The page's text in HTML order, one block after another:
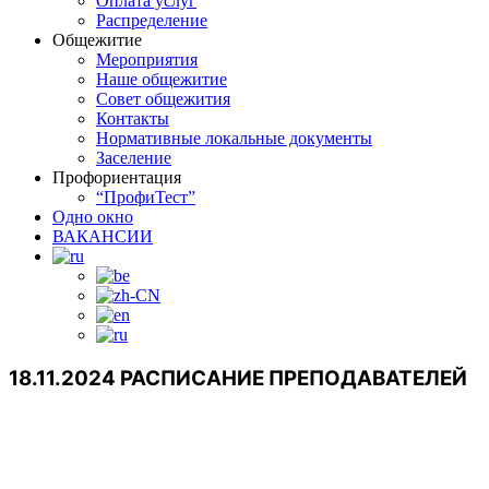
Распределение
Общежитие
Мероприятия
Наше общежитие
Совет общежития
Контакты
Нормативные локальные документы
Заселение
Профориентация
“ПрофиТест”
Одно окно
ВАКАНСИИ
18.11.2024 РАСПИСАНИЕ ПРЕПОДАВАТЕЛЕЙ